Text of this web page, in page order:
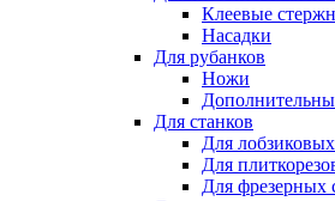
Клеевые
Насадки
Для рубанков
Ножи
Для станков
Для
Для
Для фрезерных